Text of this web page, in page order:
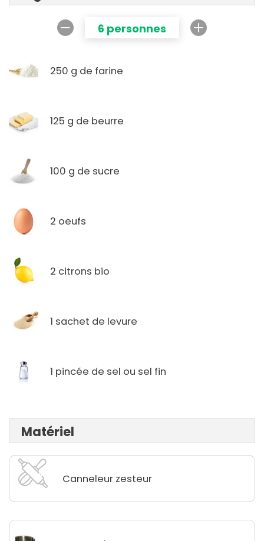
6 personnes
250 g de farine
125 g de beurre
100 g de sucre
2 oeufs
2 citrons bio
1 sachet de levure
1 pincée de sel ou sel fin
Matériel
Canneleur zesteur